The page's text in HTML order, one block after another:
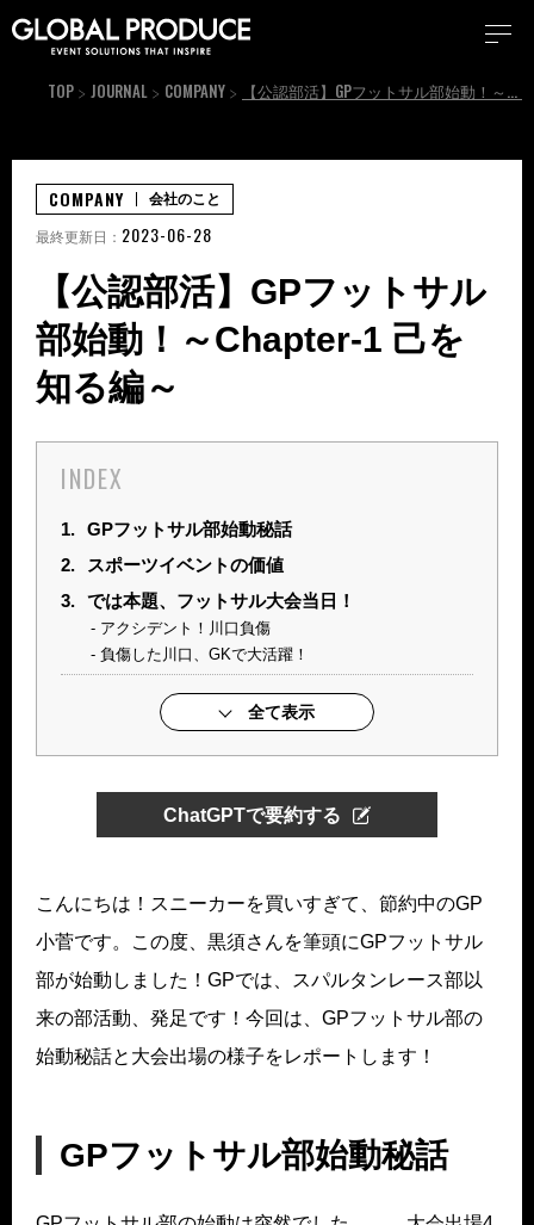
TOP JOURNAL COMPANY 【公認部活】GPフットサル部始動！～Chapter-1 己を知る編～
【公認部活】GPフットサル
部始動！～Chapter-1 己を
知る編～
INDEX
1. GPフットサル部始動秘話
2.
スポーツイベントの価値
3. では本題、フットサル大会当日！
アクシデント！川口負傷
負傷した川口、GKで大活躍！
全て表示
ChatGPTで要約する
こんにちは！スニーカーを買いすぎて、節約中のGP
小菅です。この度、黒須さんを筆頭にGPフットサル
部が始動しました！GPでは、スパルタンレース部以
来の部活動、発足です！今回は、GPフットサル部の
始動秘話と大会出場の様子をレポートします！
GPフットサル部始動秘話
COMPANY 会社のこと
最終更新日： 2023-06-28